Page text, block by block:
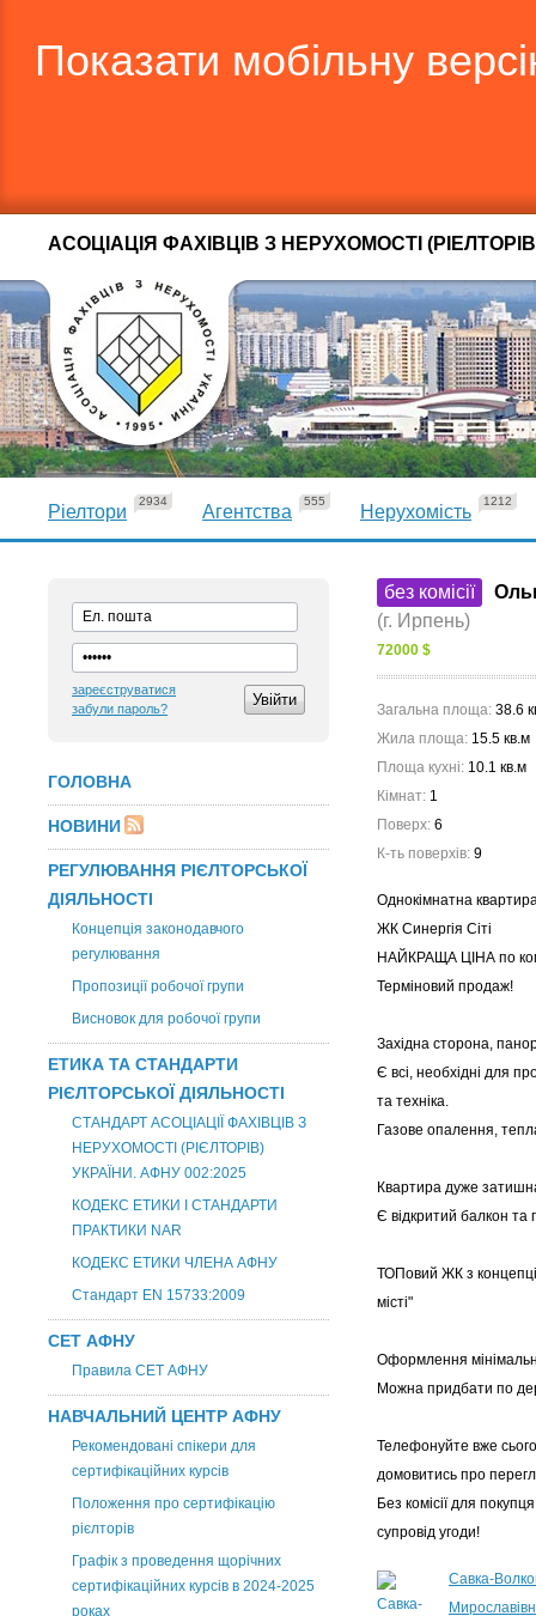
Показати мобільну
АСОЦІАЦІЯ ФАХІВЦІВ З НЕРУХОМОСТІ
Ріелтори
2934
Агентства
555
Нерухомість
1212
зареєструватися
забули пароль?
ГОЛОВНА
НОВИНИ
РЕГУЛЮВАННЯ РІЄЛТОРСЬКОЇ
ДІЯЛЬНОСТІ
Концепція законодавчого
регулювання
Пропозиції робочої групи
Висновок для робочої групи
ЕТИКА ТА СТАНДАРТИ
РІЄЛТОРСЬКОЇ ДІЯЛЬНОСТІ
СТАНДАРТ АСОЦІАЦІЇ ФАХІВЦІВ З
НЕРУХОМОСТІ (РІЄЛТОРІВ)
УКРАЇНИ. АФНУ 002:2025
КОДЕКС ЕТИКИ І СТАНДАРТИ
ПРАКТИКИ NAR
КОДЕКС ЕТИКИ ЧЛЕНА АФНУ
Стандарт EN 15733:2009
СЕТ АФНУ
Правила СЕТ АФНУ
НАВЧАЛЬНИЙ ЦЕНТР АФНУ
Рекомендовані спікери для
сертифікаційних курсів
Положення про сертифікацію
рієлторів
Графік з проведення щорічних
сертифікаційних курсів в 2024-2025
роках
без комісії
(г. Ирпень)
72000 $
Загальна площа: 38.6
Жила площа: 15.5 кв.м
Площа кухні: 10.1 кв.м
Кімнат: 1
Поверх: 6
К-ть поверхів: 9
Однокімнатна
ЖК Синергія Сіті
НАЙКРАЩА ЦІНА по
Терміновий продаж!
Західна сторона,
Є всі, необхідні для
та техніка.
Газове опалення,
Квартира дуже
Є відкритий балкон та
ТОПовий ЖК з
місті"
Оформлення
Можна придбати по
Телефонуйте вже
домовитись про
Без комісії для
супровід угоди!
Савка-